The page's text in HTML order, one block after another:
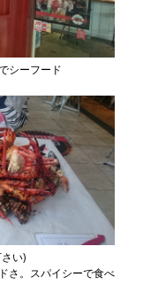
シーフード
い)
さ。スパイシーで食べ